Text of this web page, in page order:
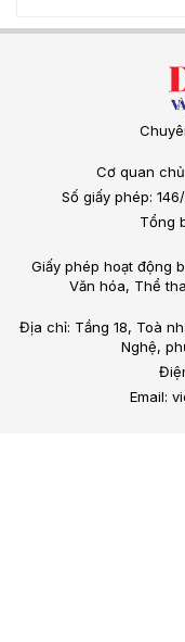
Cơ quan
Số giấy phép:
Tổng
Giấy phép hoạt động
Văn hóa, Thể
Địa chỉ: Tầng 18, Toà
Nghệ,
Email: